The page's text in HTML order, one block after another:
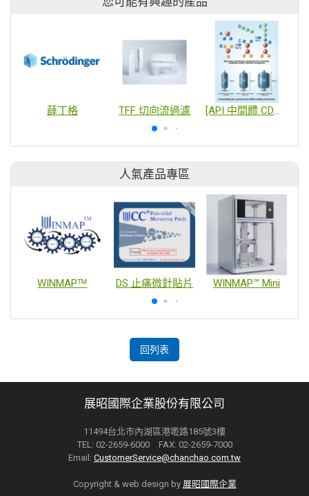
薛丁格 TFF 切向流過濾 [API 中間體 CDMO] 連續式高效合成平台
人氣產品專區
WINMAPᵀᴹ DS 止痛微針貼片 WINMAP™ Mini
回列表
展昭國際企業股份有限公司
11494台北市內湖區港墘路185號3樓
TEL: 02-2659-6000 FAX: 02-2659-7000
Email: CustomerService@chanchao.com.tw
Copyright & web design by 展昭國際企業